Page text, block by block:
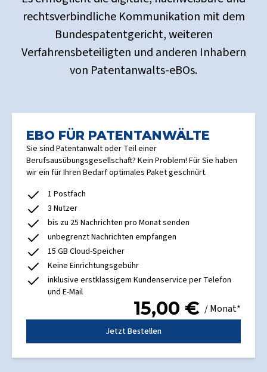
rechtsverbindliche Kommunikation mit dem
Bundespatentgericht, weiteren
Verfahrensbeteiligten und anderen Inhabern
von Patentanwalts-eBOs.
EBO FÜR PATENTANWÄLTE
Sie sind Patentanwalt oder Teil einer
Berufsausübungsgesellschaft? Kein Problem! Für Sie haben
wir ein für Ihren Bedarf optimales Paket geschnürt.
1 Postfach
3 Nutzer
bis zu 25 Nachrichten pro Monat senden
unbegrenzt Nachrichten empfangen
15 GB Cloud-Speicher
Keine Einrichtungsgebühr
inklusive erstklassigem Kundenservice per Telefon
und E-Mail
15,00 € / Monat*
Jetzt Bestellen